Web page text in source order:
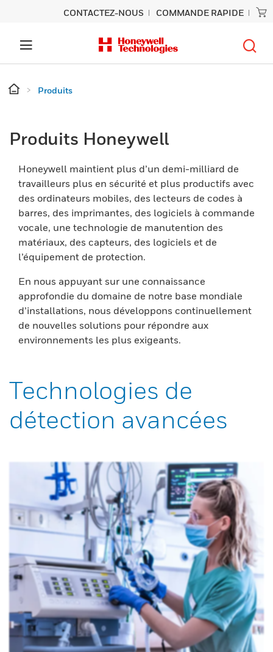
CONTACTEZ-NOUS COMMANDE RAPIDE
Produits
Produits Honeywell
Honeywell maintient plus d’un demi-milliard de
travailleurs plus en sécurité et plus productifs avec
des ordinateurs mobiles, des lecteurs de codes à
barres, des imprimantes, des logiciels à commande
vocale, une technologie de manutention des
matériaux, des capteurs, des logiciels et de
l’équipement de protection.
En nous appuyant sur une connaissance
approfondie du domaine de notre base mondiale
d’installations, nous développons continuellement
de nouvelles solutions pour répondre aux
environnements les plus exigeants.
Technologies de
détection avancées